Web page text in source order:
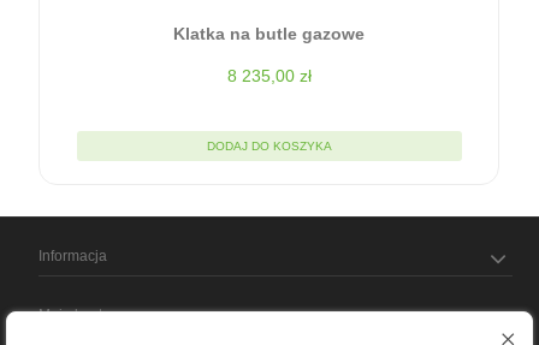
Klatka na butle gazowe
8 235,00 zł
DODAJ DO KOSZYKA
Informacja
Moje konto